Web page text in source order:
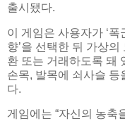
출시됐다.
이 게임은 사용자가 ‘폭
향’을 선택한 뒤 가상
환 또는 거래하도록 돼
손목, 발목에 쇠사슬 등
다.
게임에는 “자신의 농축